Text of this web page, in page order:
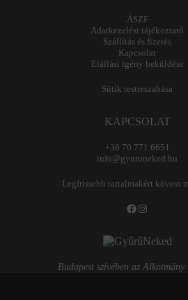
ÁSZF
Adatkezelési tájékoztató
Szállítás és fizetés
Kapcsolat
Elállási igény beküldése
Sütik testreszabása
KAPCSOLAT
+36 70 771 6651
info@gyuruneked.hu
Legfrissebb tartalmakért kövess
Facebook
Instagram
Budapest szívében az